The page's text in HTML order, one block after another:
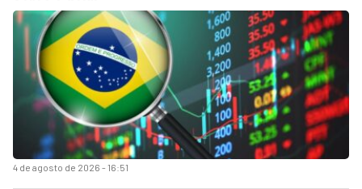
4 de agosto de 2026 - 16:51